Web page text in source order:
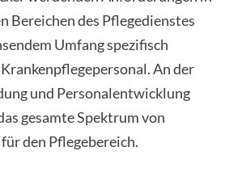
Bereichen des Pflegedienstes
Umfang spezifisch
An der
und Personalentwicklung
gesamte Spektrum von
den Pflegebereich.